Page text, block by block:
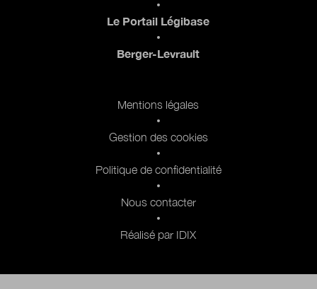
Le Portail Légibase
Berger-Levrault
Mentions légales
Gestion des cookies
Politique de confidentialité
Nous contacter
Réalisé par IDIX